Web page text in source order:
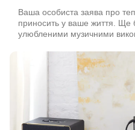
Ваша особиста заява про
приносить у ваше життя. Ще
улюбленими музичними